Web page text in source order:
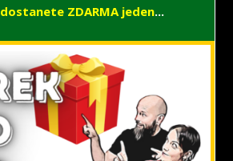
dostanete ZDARMA jeden...